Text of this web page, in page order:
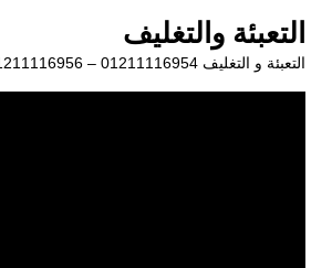
المحتوى
التعبئة والتغليف
التعبئة و التغليف 01211116954 – 01211116956 – 01211116958